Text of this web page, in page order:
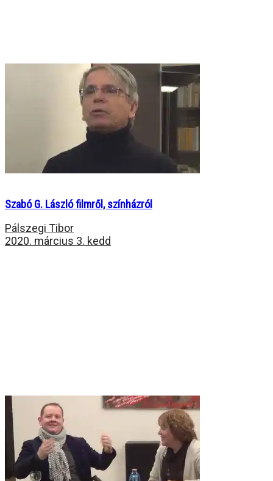
Szabó G. László filmről, színházról
Pálszegi Tibor
2020. március 3. kedd